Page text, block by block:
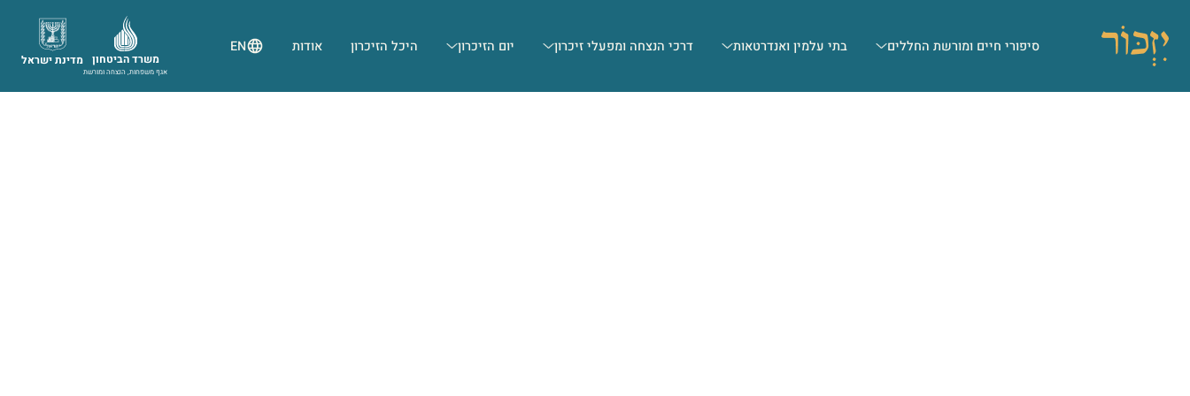
סיפורי חיים ומורשת החללים בתי עלמין ואנדרטאות דרכי הנצחה ומפעלי זיכרון יום הזיכרון היכל הזיכרון אודות EN
מדינת ישראל משרד הביטחון
אגף משפחות, הנצחה ומורשת